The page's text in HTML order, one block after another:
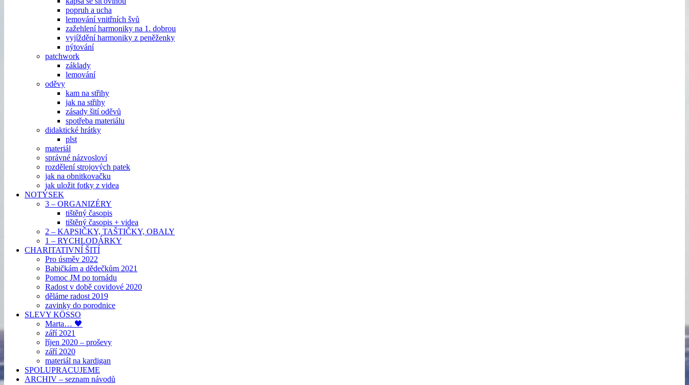
popruh a ucha
lemování vnitřních švů
zažehlení harmoniky na 1. dobrou
vyjíždění harmoniky z peněženky
nýtování
patchwork
základy
lemování
oděvy
kam na střihy
jak na střihy
zásady šití oděvů
spotřeba materiálu
didaktické hrátky
plst
materiál
správné názvosloví
rozdělení strojových patek
jak na obnitkovačku
jak uložit fotky z videa
NOTÝSEK
3 – ORGANIZÉRY
tištěný časopis
tištěný časopis + videa
2 – KAPSIČKY, TAŠTIČKY, OBALY
1 – RYCHLODÁRKY
CHARITATIVNÍ ŠITÍ
Pro úsměv 2022
Babičkám a dědečkům 2021
Pomoc JM po tornádu
Radost v době covidové 2020
děláme radost 2019
zavinky do porodnice
SLEVY KÖSSO
Marta… 🖤
září 2021
říjen 2020 – proševy
září 2020
materiál na kardigan
SPOLUPRACUJEME
ARCHIV – seznam návodů